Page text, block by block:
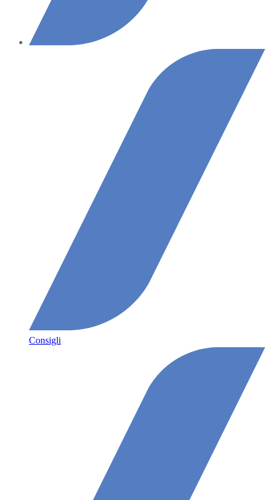
Consigli